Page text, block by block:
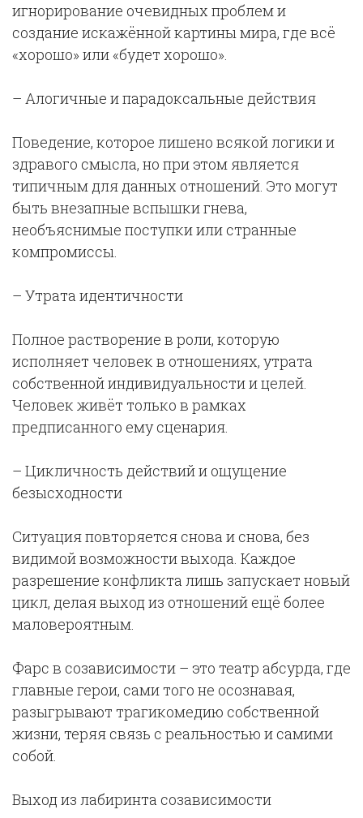
игнорирование очевидных проблем и
создание искажённой картины мира, где всё
«хорошо» или «будет хорошо».
– Алогичные и парадоксальные действия
Поведение, которое лишено всякой логики и
здравого смысла, но при этом является
типичным для данных отношений. Это могут
быть внезапные вспышки гнева,
необъяснимые поступки или странные
компромиссы.
– Утрата идентичности
Полное растворение в роли, которую
исполняет человек в отношениях, утрата
собственной индивидуальности и целей.
Человек живёт только в рамках
предписанного ему сценария.
– Цикличность действий и ощущение
безысходности
Ситуация повторяется снова и снова, без
видимой возможности выхода. Каждое
разрешение конфликта лишь запускает новый
цикл, делая выход из отношений ещё более
маловероятным.
Фарс в созависимости – это театр абсурда, где
главные герои, сами того не осознавая,
разыгрывают трагикомедию собственной
жизни, теряя связь с реальностью и самими
собой.
Выход из лабиринта созависимости